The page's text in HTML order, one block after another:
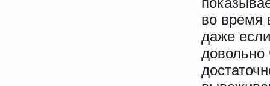
во время
даже
довольно